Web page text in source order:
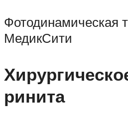
Фотодинамическая
МедикСити
ринита